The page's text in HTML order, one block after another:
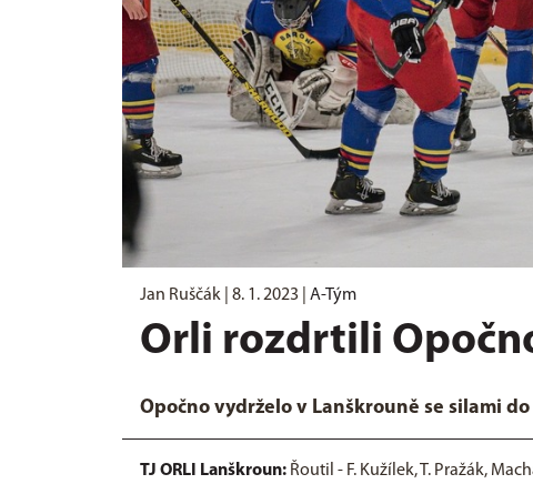
Jan Ruščák | 8. 1. 2023 A-Tým
Orli rozdrtili
Opočno vydrželo v Lanškrouně se silami
TJ ORLI Lanškroun: Řoutil - F. Kužílek, T. Pražák,